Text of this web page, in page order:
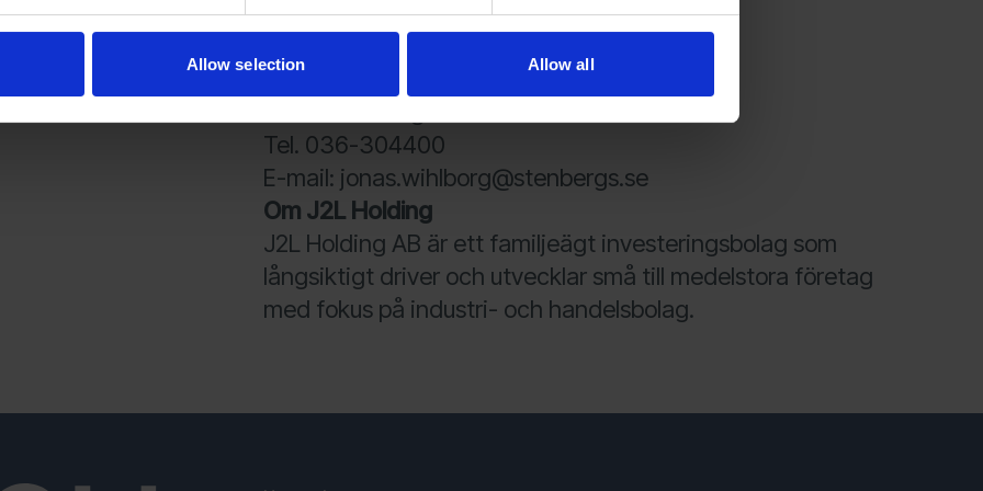
Allow selection Allow all
Tel: 070-634 45 88
Euro Maskin AB
Tel. 036-304400
E-mail: jonas.wihlborg@stenbergs.se
Om J2L Holding
J2L Holding AB är ett familjeägt investeringsbolag som
långsiktigt driver och utvecklar små till medelstora företag
med fokus på industri- och handelsbolag.